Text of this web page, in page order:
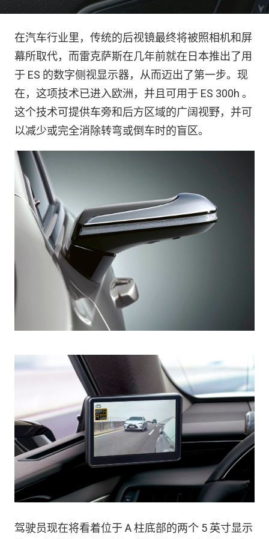
在汽车行业里，传统的后视镜最终将被照相机和屏
幕所取代，而雷克萨斯在几年前就在日本推出了用
于 ES 的数字侧视显示器，从而迈出了第一步。现
在，这项技术已进入欧洲，并且可用于 ES 300h 。
这个技术可提供车旁和后方区域的广阔视野，并可
以减少或完全消除转弯或倒车时的盲区。
驾驶员现在将看着位于 A 柱底部的两个 5 英寸显示